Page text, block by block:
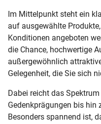
Im Mittelpunkt steht ein
auf ausgewählte
Konditionen angeboten
die Chance, hochwertige
außergewöhnlich
Gelegenheit, die Sie sich
Dabei reicht das
Gedenkprägungen bis hin
Besonders spannend ist,